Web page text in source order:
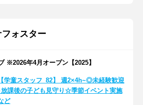
ォスター
※2026年4月オープン【2025】
【学童スタッフ_82】 週2×4h~◎未経験歓迎
放課後の子ども見守り☆季節イベント実施
ど